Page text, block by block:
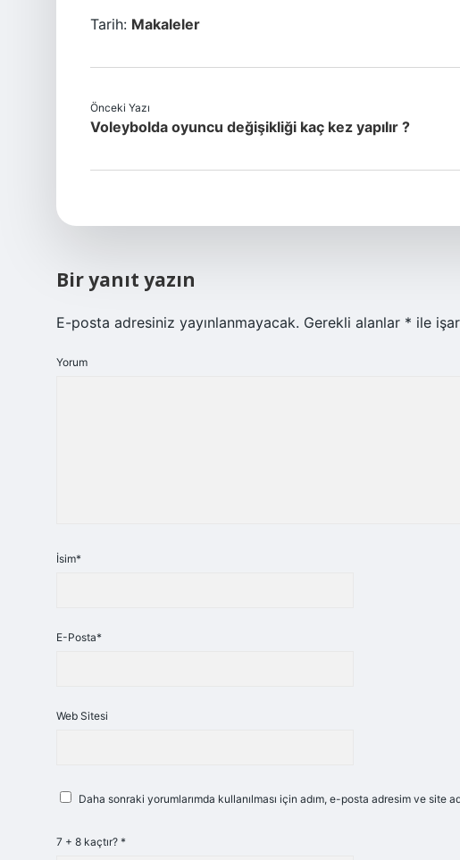
Tarih: Makaleler
Önceki Yazı
Voleybolda oyuncu değişikliği kaç kez yapılır ?
Bir yanıt yazın
E-posta adresiniz yayınlanmayacak. Gerekli alanlar * ile
Yorum
İsim*
E-Posta*
Web Sitesi
Daha sonraki yorumlarımda kullanılması için adım, e-posta adresim ve site
7 + 8 kaçtır? *